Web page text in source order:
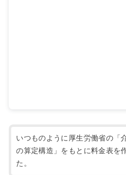
いつものように厚生労働省の「
の算定構造」をもとに料金表を
た。